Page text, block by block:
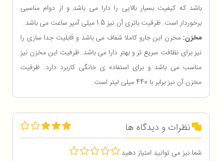
باشد که کیفیت بسیار بالایی را دارا می باشد و از دوام مناسبی
برخوردار است. ظرفیت باتری آن نیز 1.5 میلی آمپر ساعت می باشد.
مخزن: مخزن این جارو کاملا شفاف می باشد و قابلیت جدا سازی را
نیز برای نظافت سریع تر و بهتر دارا می باشد. ظرفیت این مخزن نیز
مناسب می باشد و برای استفاده ی خانگی کاربرد دارد. ظرفیت
مخزن آن نیز برابر با 440 میلی لیتر است.
نظرات و دیدگاه ها
شما نیز می توانید امتیاز دهید